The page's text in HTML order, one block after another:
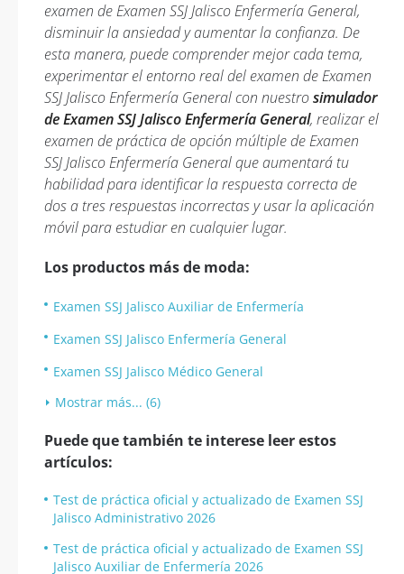
examen de Examen SSJ Jalisco Enfermería General,
disminuir la ansiedad y aumentar la confianza. De
esta manera, puede comprender mejor cada tema,
experimentar el entorno real del examen de Examen
SSJ Jalisco Enfermería General con nuestrosimulador
de Examen SSJ Jalisco Enfermería General, realizar el
examen de práctica de opción múltiple de Examen
SSJ Jalisco Enfermería General que aumentará tu
habilidad para identificar la respuesta correcta de
dos a tres respuestas incorrectas y usar la aplicación
móvil para estudiar en cualquier lugar.
Los productos más de moda:
Examen SSJ Jalisco Auxiliar de Enfermería
Examen SSJ Jalisco Enfermería General
Examen SSJ Jalisco Médico General
Mostrar más... (6)
Puede que también te interese leer estos
artículos:
Test de práctica oficial y actualizado de Examen SSJ
Jalisco Administrativo 2026
Test de práctica oficial y actualizado de Examen SSJ
Jalisco Auxiliar de Enfermería 2026